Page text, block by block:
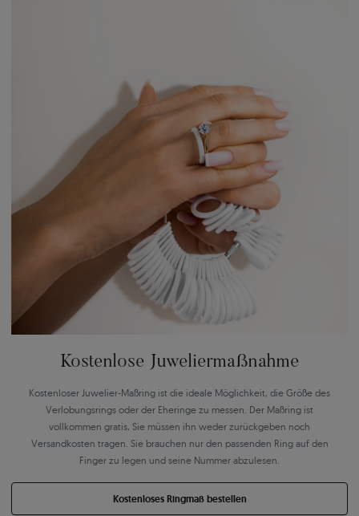
Kostenlose Juweliermaßnahme
Kostenloser Juwelier-Maßring ist die ideale Möglichkeit, die Größe des
Verlobungsrings oder der Eheringe zu messen. Der Maßring ist
vollkommen gratis, Sie müssen ihn weder zurückgeben noch
Versandkosten tragen. Sie brauchen nur den passenden Ring auf den
Finger zu legen und seine Nummer abzulesen.
Kostenloses Ringmaß bestellen